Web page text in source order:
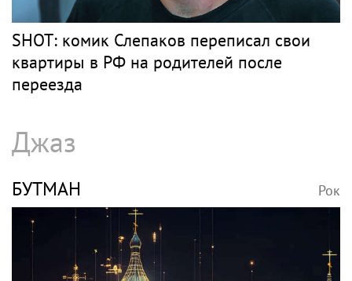
SHOT: комик Слепаков переписал свои
квартиры в РФ на родителей после
переезда
Джаз
БУТМАН Рок